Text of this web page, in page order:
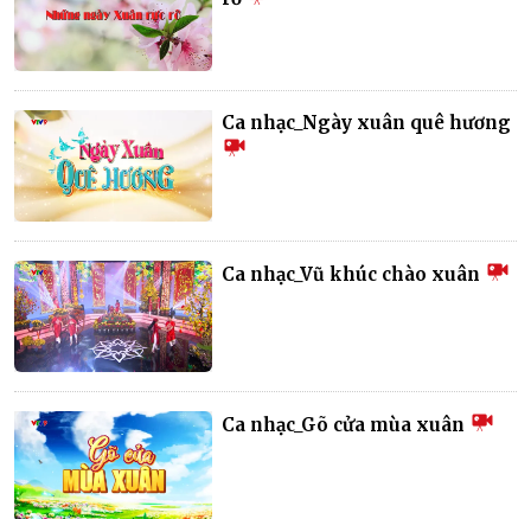
Ca nhạc_Ngày xuân quê hương
Ca nhạc_Vũ khúc chào xuân
Ca nhạc_Gõ cửa mùa xuân